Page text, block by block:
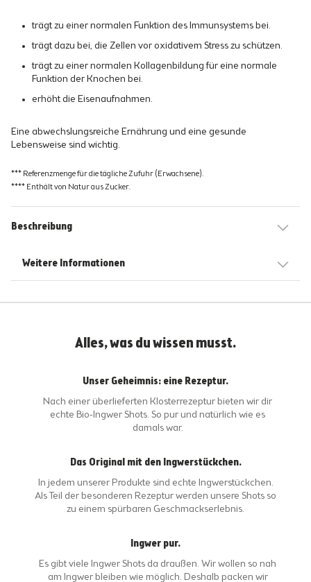
trägt zu einer normalen Funktion des Immunsystems bei.
trägt dazu bei, die Zellen vor oxidativem Stress zu schützen.
trägt zu einer normalen Kollagenbildung für eine normale
Funktion der Knochen bei.
erhöht die Eisenaufnahmen.
Eine abwechslungsreiche Ernährung und eine gesunde
Lebensweise sind wichtig.
*** Referenzmenge für die tägliche Zufuhr (Erwachsene).
**** Enthält von Natur aus Zucker.
Beschreibung
Weitere Informationen
Alles, was du wissen musst.
Unser Geheimnis: eine Rezeptur.
Nach einer überlieferten Klosterrezeptur bieten wir dir
echte Bio-Ingwer Shots. So pur und natürlich wie es
damals war.
Das Original mit den Ingwerstückchen.
In jedem unserer Produkte sind echte Ingwerstückchen.
Als Teil der besonderen Rezeptur werden unsere Shots so
zu einem spürbaren Geschmackserlebnis.
Ingwer pur.
Es gibt viele Ingwer Shots da draußen. Wir wollen so nah
am Ingwer bleiben wie möglich. Deshalb packen wir